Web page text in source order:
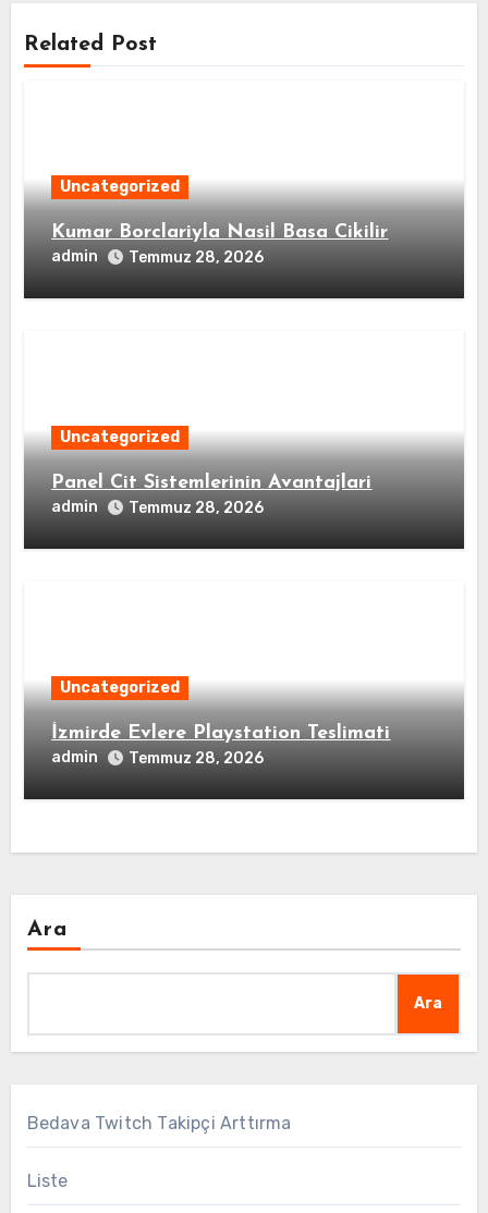
Related Post
Uncategorized
Kumar Borclariyla Nasil Basa Cikilir
admin Temmuz 28, 2026
Uncategorized
Panel Cit Sistemlerinin Avantajlari
admin Temmuz 28, 2026
Uncategorized
İzmirde Evlere Playstation Teslimati
admin Temmuz 28, 2026
Ara
Ara
Bedava Twitch Takipçi Arttırma
Liste